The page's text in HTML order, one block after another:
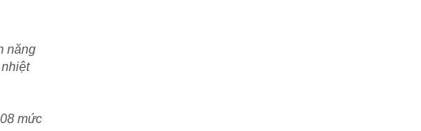
năng
mức